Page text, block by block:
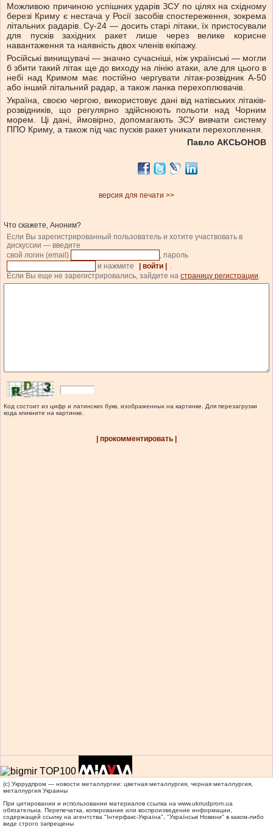
Можливою причиною успішних ударів ЗСУ по цілях на східному
березі Криму є нестача у Росії засобів спостереження, зокрема
літальних радарів. Су-24 — досить старі літаки, їх пристосували
для пусків західних ракет лише через велике корисне
навантаження та наявність двох членів екіпажу.
Російські винищувачі — значно сучасніші, ніж українські — могли
б збити такий літак ще до виходу на лінію атаки, але для цього в
небі над Кримом має постійно чергувати літак-розвідник А-50
або інший літальний радар, а також ланка перехоплювачів.
Україна, своєю чергою, використовує дані від натівських літаків-
розвідників, що регулярно здійснюють польоти над Чорним
морем. Ці дані, ймовірно, допомагають ЗСУ вивчати систему
ППО Криму, а також під час пусків ракет уникати перехоплення.
Павло АКСЬОНОВ
версия для печати >>
Что скажете, Аноним?
Если Вы зарегистрированный пользователь и хотите участвовать в
дискуссии — введите
свой логин (email)
, пароль
и нажмите
| войти |
Если Вы еще не зарегистрировались, зайдите на страницу регистрации
Код состоит из цифр и латинских букв, изображенных на картинке. Для перезагрузки
кода кликните на картинке.
| прокомментировать |
(c) Укррудпром — новости металлургии: цветная металлургия, черная металлургия,
металлургия Украины
При цитировании и использовании материалов ссылка на www.ukrrudprom.ua
обязательна. Перепечатка, копирование или воспроизведение информации,
содержащей ссылку на агентства "Iнтерфакс-Україна", "Українськi Новини" в каком-либо
виде строго запрещены